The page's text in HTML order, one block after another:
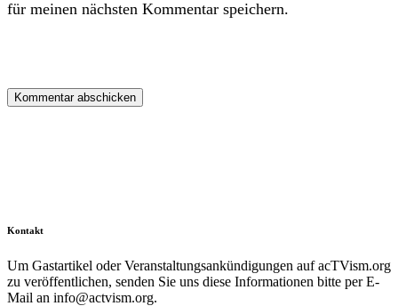
für meinen nächsten Kommentar speichern.
Kontakt
Um Gastartikel oder Veranstaltungsankündigungen auf acTVism.org
zu veröffentlichen, senden Sie uns diese Informationen bitte per E-
Mail an info@actvism.org.